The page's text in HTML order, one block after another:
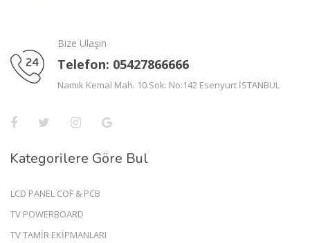
Bize Ulaşın
Telefon: 05427866666
Namık Kemal Mah. 10.Sok. No:142 Esenyurt İSTANBUL
Kategorilere Göre Bul
LCD PANEL COF & PCB
TV POWERBOARD
TV TAMİR EKİPMANLARI